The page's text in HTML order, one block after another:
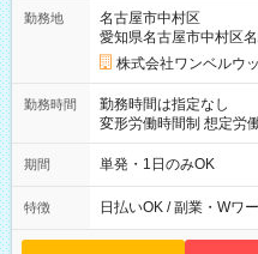
期間なし
勤務地
名古屋市中村区
愛知県名古屋市中村区
株式会社ワンベルウ
勤務時間
勤務時間は指定なし
変形労働時間制 想定労働時間170時
10/26 全日共通 08：00
～9/19のみ下記シフトも
00
期間 単発・1日のみOK
特徴 日払いOK / 副業・Wワ